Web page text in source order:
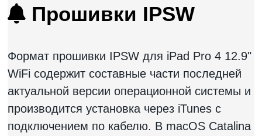
Прошивки IPSW
Формат прошивки IPSW для iPad Pro 4 12.9"
WiFi содержит составные части последней
актуальной версии операционной системы и
производится установка через iTunes с
подключением по кабелю. В macOS Catalina